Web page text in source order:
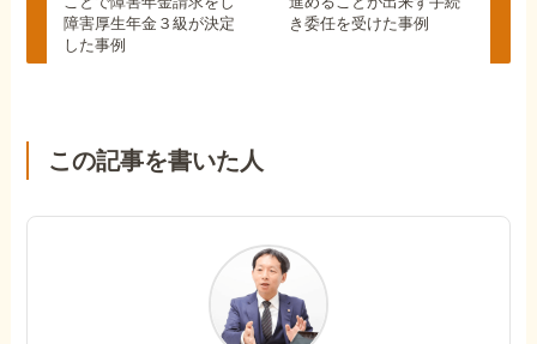
障害厚生年金３級が決定
した事例
き委任を受けた事例
この記事を書いた人